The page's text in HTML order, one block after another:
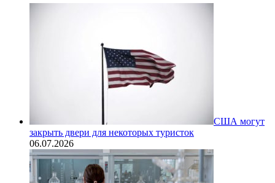
США могут
закрыть двери для некоторых туристок
06.07.2026